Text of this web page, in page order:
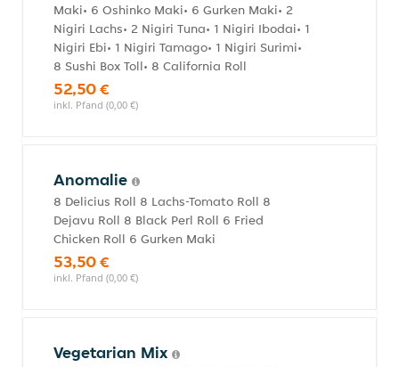
Maki• 6 Oshinko Maki• 6 Gurken Maki• 2
Nigiri Lachs• 2 Nigiri Tuna• 1 Nigiri Ibodai• 1
Nigiri Ebi• 1 Nigiri Tamago• 1 Nigiri Surimi•
8 Sushi Box Toll• 8 California Roll
52,50 €
inkl. Pfand (0,00 €)
Anomalie
8 Delicius Roll 8 Lachs-Tomato Roll 8
Dejavu Roll 8 Black Perl Roll 6 Fried
Chicken Roll 6 Gurken Maki
53,50 €
inkl. Pfand (0,00 €)
Vegetarian Mix